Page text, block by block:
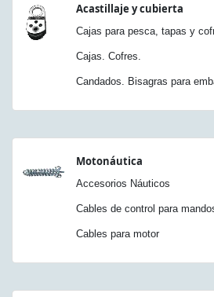
Acastillaje y cubierta
Cajas para pesca, tapas y
Cajas. Cofres.
Candados. Bisagras para
Motonáutica
Accesorios Náuticos
Cables de control para
Cables para motor